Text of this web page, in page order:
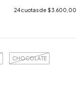
24cuotas de $3.600,00
CHOCOLATE